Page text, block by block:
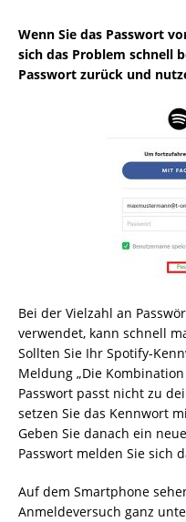
Wenn Sie das Passwort
sich das Problem schnell
Passwort zurück und
Bei der Vielzahl an
verwendet, kann schnell
Sollten Sie Ihr Spotify-
Meldung „Die
Passwort passt nicht zu
setzen Sie das Kennwort
Geben Sie danach ein
Passwort melden Sie sich
Auf dem Smartphone
Anmeldeversuch ganz